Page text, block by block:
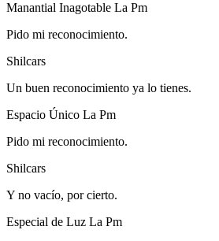
Manantial Inagotable La Pm
Pido mi reconocimiento.
Shilcars
Un buen reconocimiento ya lo tienes.
Espacio Único La Pm
Pido mi reconocimiento.
Shilcars
Y no vacío, por cierto.
Especial de Luz La Pm